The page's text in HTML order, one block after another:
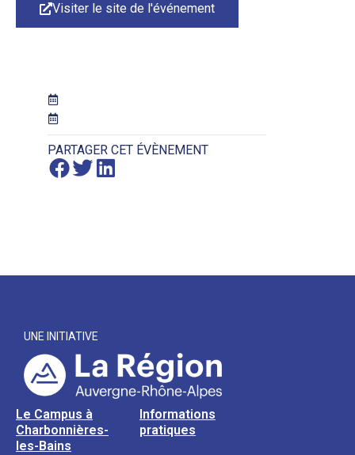
Visiter le site de l'événement
PARTAGER CET ÉVÈNEMENT
UNE INITIATIVE
Le Campus à
Charbonnières-
les-Bains
Informations
pratiques